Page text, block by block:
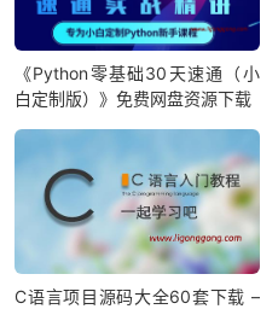
《Python零基础30天速通（小
白定制版）》免费网盘资源下载
C语言项目源码大全60套下载 –